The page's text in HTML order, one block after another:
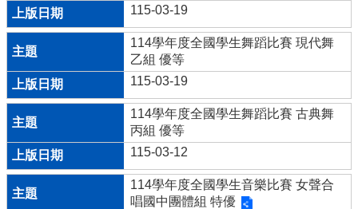
斗
六
國
中
英
語
口
說
展
能
專
區
115-03-19
114學年度全國學生舞蹈比賽 現代舞
乙組 優等
115-03-19
114學年度全國學生舞蹈比賽 古典舞
丙組 優等
115-03-12
114學年度全國學生音樂比賽 女聲合
唱國中團體組 特優